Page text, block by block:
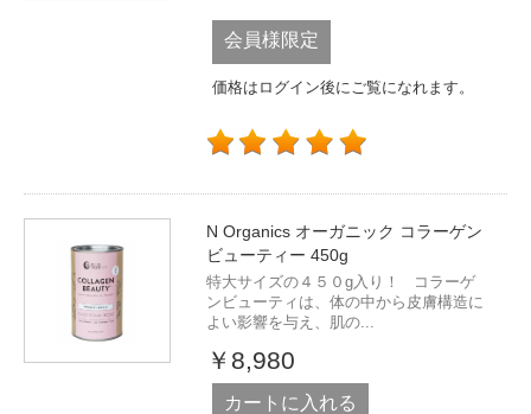
会員様限定
価格はログイン後にご覧になれます。
N Organics オーガニック コラーゲン
ビューティー 450g
特大サイズの４５０g入り！ コラーゲ
ンビューティは、体の中から皮膚構造に
よい影響を与え、肌の...
￥8,980
カートに入れる